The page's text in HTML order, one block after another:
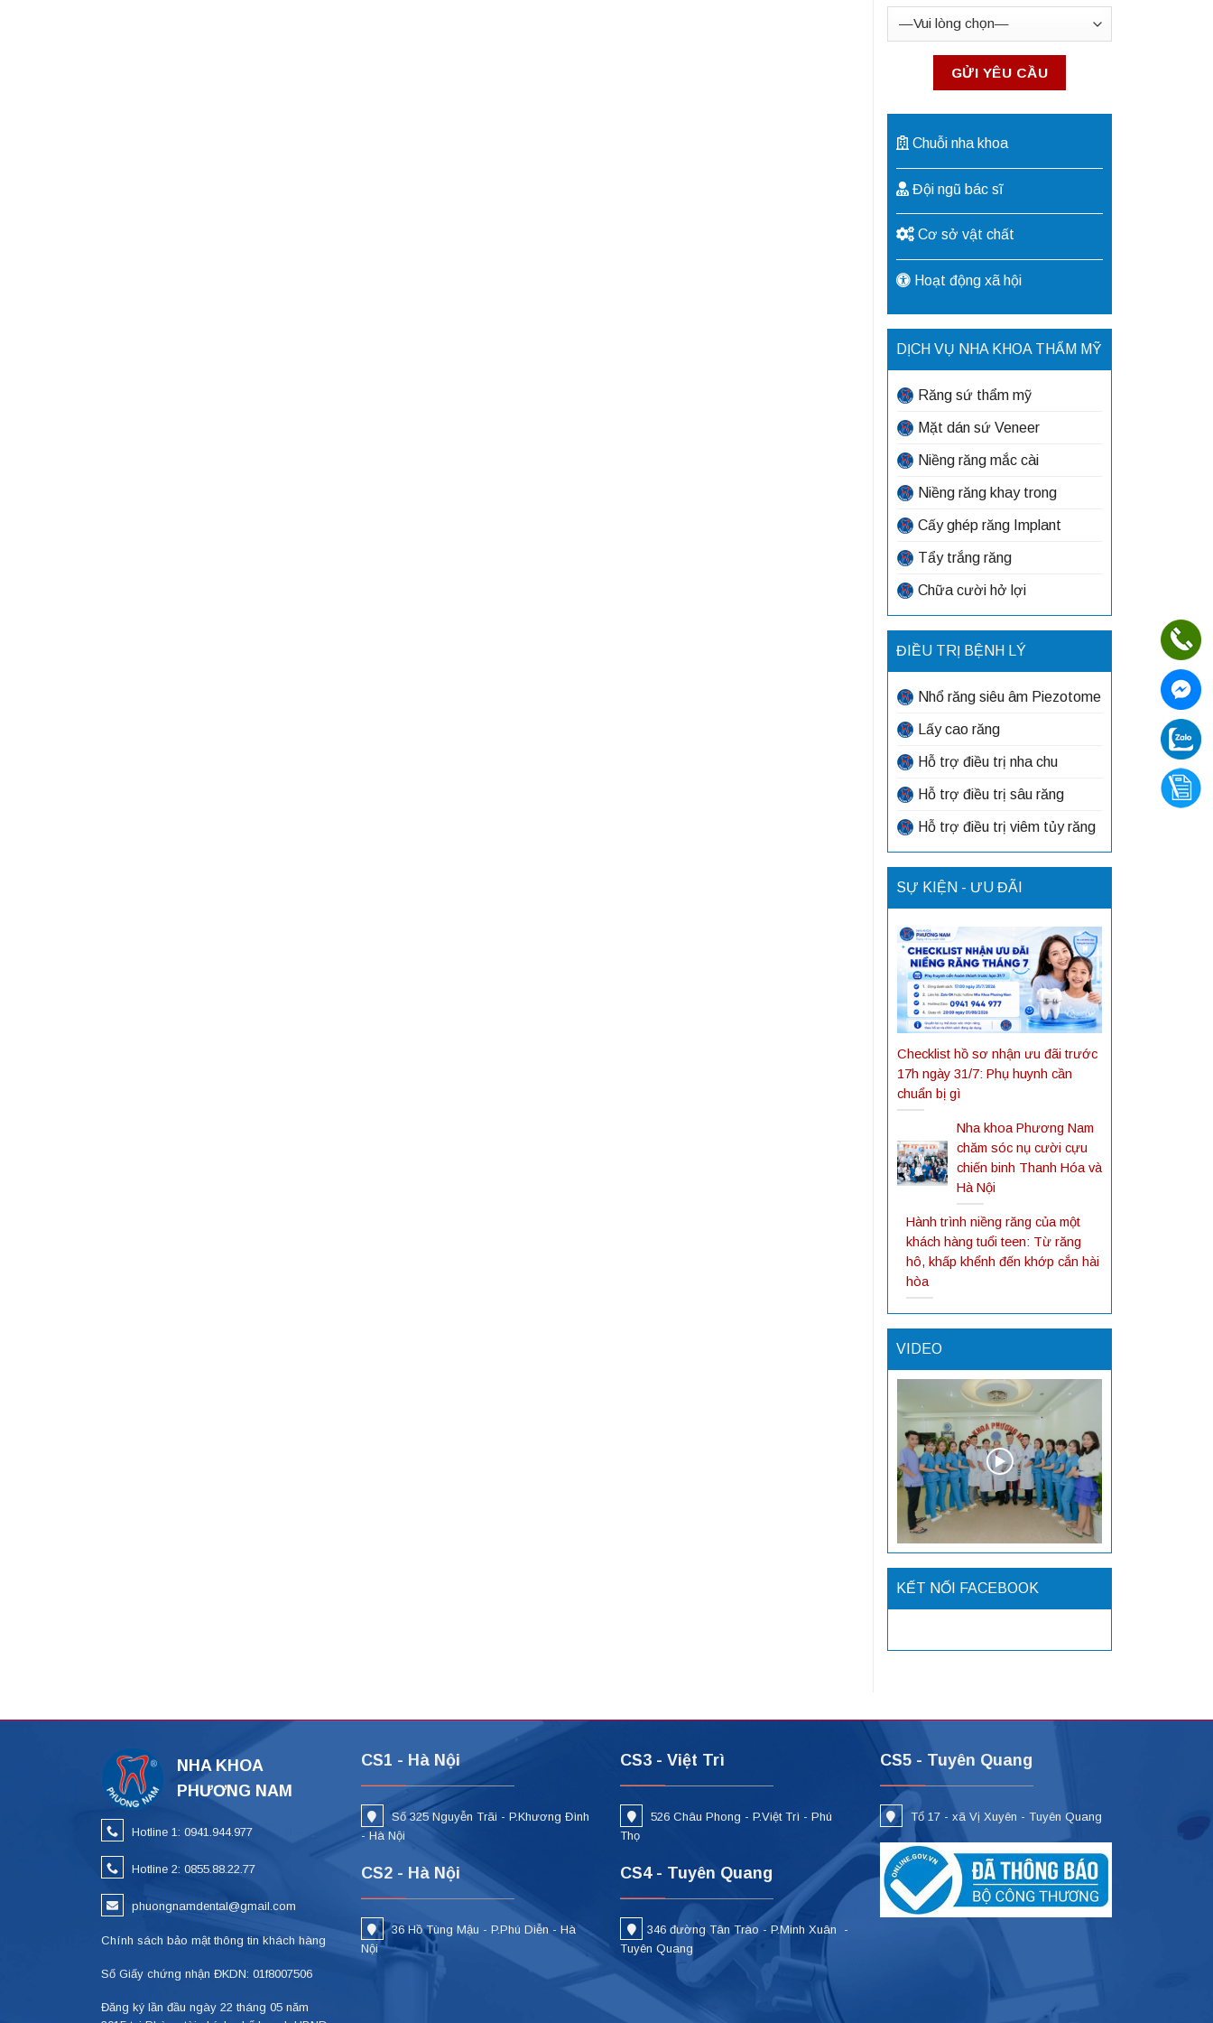
Chuỗi nha khoa
Đội ngũ bác sĩ
Cơ sở vật chất
Hoạt động xã hội
DỊCH VỤ NHA KHOA THẨM MỸ
Răng sứ thẩm mỹ
Mặt dán sứ Veneer
Niềng răng mắc cài
Niềng răng khay trong
Cấy ghép răng Implant
Tẩy trắng răng
Chữa cười hở lợi
ĐIỀU TRỊ BỆNH LÝ
Nhổ răng siêu âm Piezotome
Lấy cao răng
Hỗ trợ điều trị nha chu
Hỗ trợ điều trị sâu răng
Hỗ trợ điều trị viêm tủy răng
SỰ KIỆN - ƯU ĐÃI
Checklist hồ sơ nhận ưu đãi trước
17h ngày 31/7: Phụ huynh cần
chuẩn bị gì
Nha khoa Phương Nam
chăm sóc nụ cười cựu
chiến binh Thanh Hóa và
Hà Nội
Hành trình niềng răng của một
khách hàng tuổi teen: Từ răng
hô, khấp khểnh đến khớp cắn hài
hòa
VIDEO
KẾT NỐI FACEBOOK
NHA KHOA
PHƯƠNG NAM
Hotline 1: 0941.944.977
Hotline 2: 0855.88.22.77
phuongnamdental@gmail.com
Chính sách bảo mật thông tin khách hàng
Số Giấy chứng nhận ĐKDN: 01f8007506
Đăng ký lần đầu ngày 22 tháng 05 năm
CS1 - Hà Nội
Số 325 Nguyễn Trãi - P.Khương Đình
- Hà Nội
CS2 - Hà Nội
36 Hồ Tùng Mậu - P.Phú Diễn - Hà
Nội
CS3 - Việt Trì
526 Châu Phong - P.Việt Trì - Phú
Thọ
CS4 - Tuyên Quang
346 đường Tân Trào - P.Minh Xuân -
Tuyên Quang
CS5 - Tuyên Quang
Tổ 17 - xã Vị Xuyên - Tuyên Quang